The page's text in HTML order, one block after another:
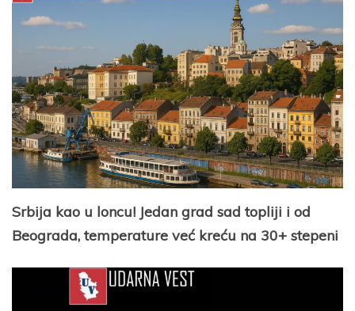
Srbija kao u loncu! Jedan grad sad topliji i od
Beograda, temperature već kreću na 30+ stepeni